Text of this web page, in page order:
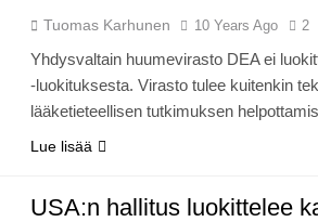
Tuomas Karhunen 10 Years Ago 2
Yhdysvaltain huumevirasto DEA ei
-luokituksesta. Virasto tulee kuitenkin
lääketieteellisen tutkimuksen
Lue lisää
USA:n hallitus luokittelee